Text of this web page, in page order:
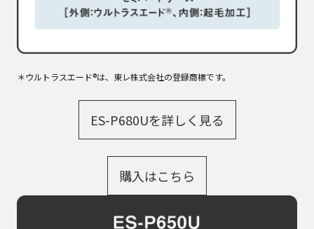
＊ウルトラスエード®は、東レ株式会社の登録商標です。
ES-P680Uを詳しく見る
購入はこちら